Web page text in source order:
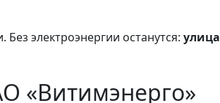
электроэнергии останутся: улица
«Витимэнерго»